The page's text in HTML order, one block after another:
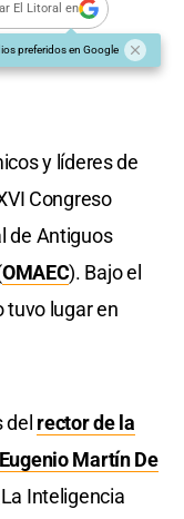
El Litoral en
preferidos en Google
y líderes de
Congreso
de Antiguos
OMAEC). Bajo el
tuvo lugar en
del rector de la
Martín De
Inteligencia